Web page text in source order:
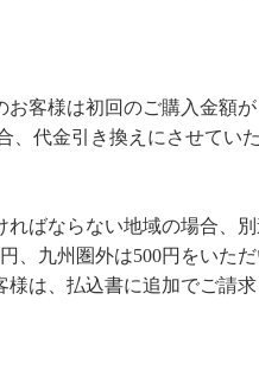
お客様は初回のご購入金額が
、代金引き換えにさせてい
ればならない地域の場合、
、九州圏外は500円をいた
様は、払込書に追加でご請